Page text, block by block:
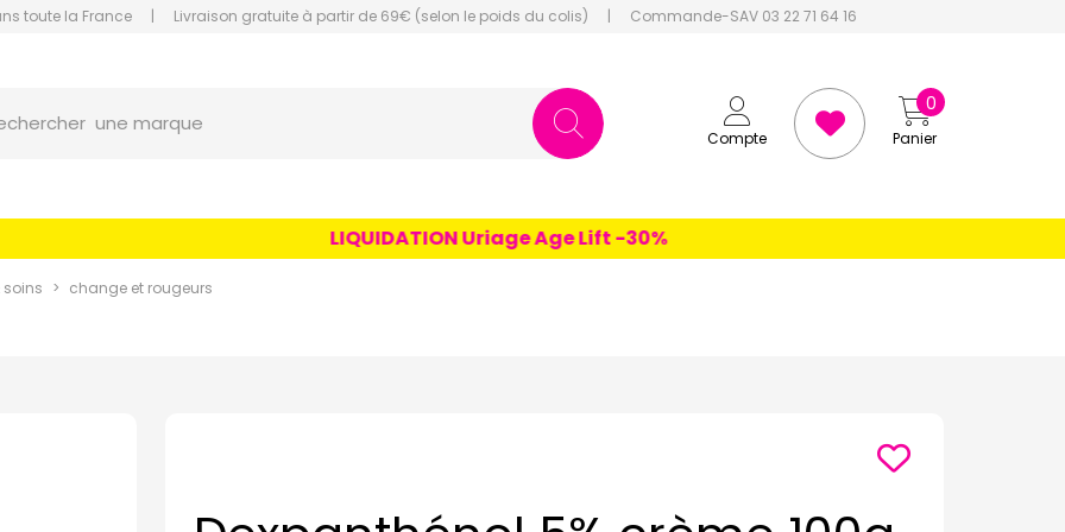
toute la France | Livraison gratuite à partir de 69€ (selon le poids du colis) | Commande-SAV 03 22 71 64 16
Compte Panier
0
un conseil
LIQUIDATION Uriage Age Lift -30%
soins change et rougeurs